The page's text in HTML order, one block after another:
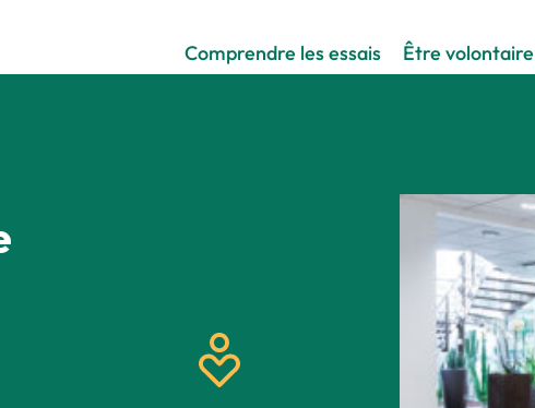
Comprendre les essais Être volontaire